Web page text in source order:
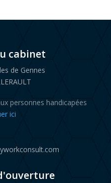
cabinet
de Gennes
personnes handicapées
ici